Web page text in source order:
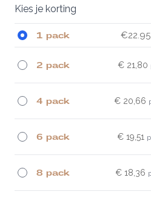
Kies je korting
1 pack €22.95
2 pack € 21,80
4 pack € 20,66
6 pack € 19,51
8 pack € 18,36